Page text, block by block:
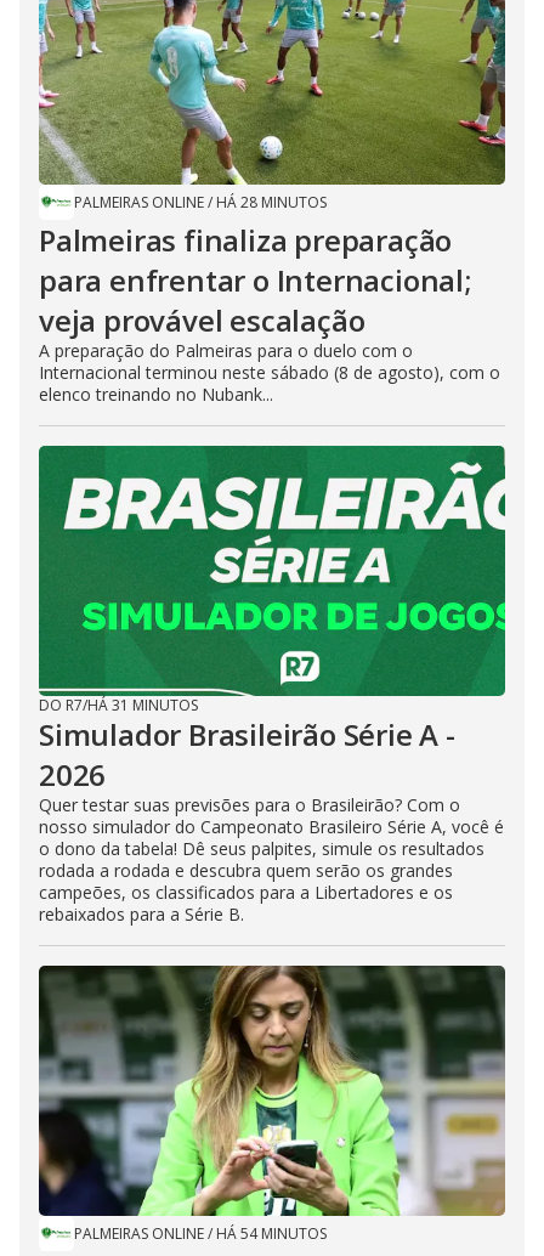
PALMEIRAS ONLINE/ HÁ 28 MINUTOS
Palmeiras finaliza preparação
para enfrentar o Internacional;
veja provável escalação
A preparação do Palmeiras para o duelo com o
Internacional terminou neste sábado (8 de agosto), com o
elenco treinando no Nubank...
DO R7/HÁ 31 MINUTOS
Simulador Brasileirão Série A -
2026
Quer testar suas previsões para o Brasileirão? Com o
nosso simulador do Campeonato Brasileiro Série A, você é
o dono da tabela! Dê seus palpites, simule os resultados
rodada a rodada e descubra quem serão os grandes
campeões, os classificados para a Libertadores e os
rebaixados para a Série B.
PALMEIRAS ONLINE/ HÁ 54 MINUTOS